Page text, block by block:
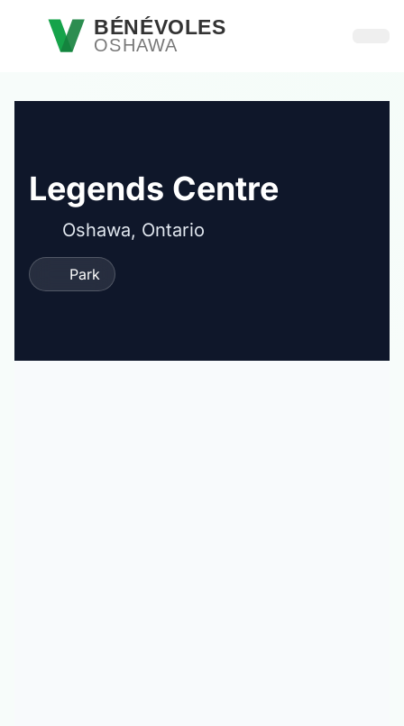
Passer au contenu principal
BÉNÉVOLES
OSHAWA
Legends Centre
Oshawa, Ontario
Park